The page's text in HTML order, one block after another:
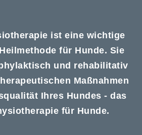
ist eine wichtige
für Hunde. Sie
und rehabilitativ
Maßnahmen
Ihres Hundes - das
für Hunde.